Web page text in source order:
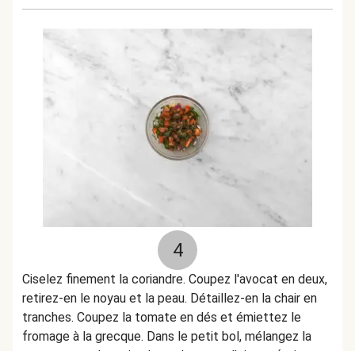
4
Ciselez finement la coriandre. Coupez l'avocat en deux,
retirez-en le noyau et la peau. Détaillez-en la chair en
tranches. Coupez la tomate en dés et émiettez le
fromage à la grecque. Dans le petit bol, mélangez la